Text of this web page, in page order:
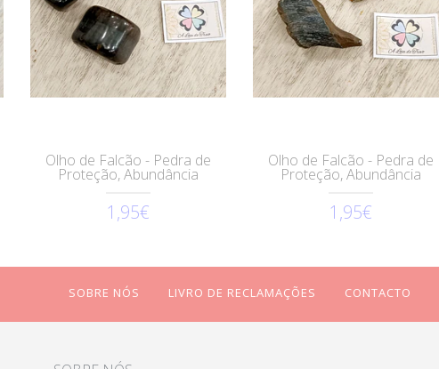
Olho de Falcão - Pedra de
Proteção, Abundância
1,95€
Olho de Falcão - Pedra de
Proteção, Abundância
1,95€
SOBRE NÓS LIVRO DE RECLAMAÇÕES CONTACTO